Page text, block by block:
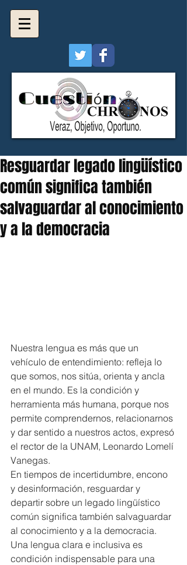
Resguardar legado lingüístico
común significa también
salvaguardar al conocimiento
y a la democracia
Nuestra lengua es más que un
vehículo de entendimiento: refleja lo
que somos, nos sitúa, orienta y ancla
en el mundo. Es la condición y
herramienta más humana, porque nos
permite comprendernos, relacionarnos
y dar sentido a nuestros actos, expresó
el rector de la UNAM, Leonardo Lomelí
Vanegas.
En tiempos de incertidumbre, encono
y desinformación, resguardar y
departir sobre un legado lingüístico
común significa también salvaguardar
al conocimiento y a la democracia.
Una lengua clara e inclusiva es
condición indispensable para una